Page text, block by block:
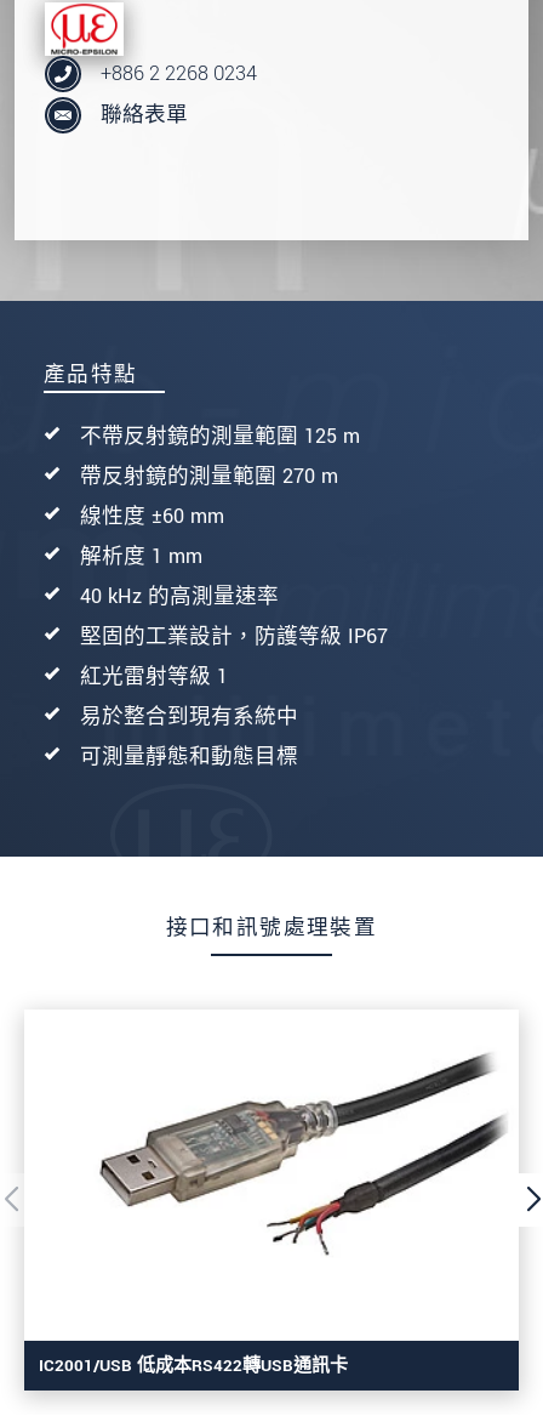
產品特點
不帶反射鏡的測量範圍 125 m
帶反射鏡的測量範圍 270 m
線性度 ±60 mm
解析度 1 mm
40 kHz 的高測量速率
堅固的工業設計，防護等級 IP67
紅光雷射等級 1
易於整合到現有系統中
可測量靜態和動態目標
+886 2 2268 0234
聯絡表單
接口和訊號處理裝置
IC2001/USB 低成本RS422轉USB通訊卡